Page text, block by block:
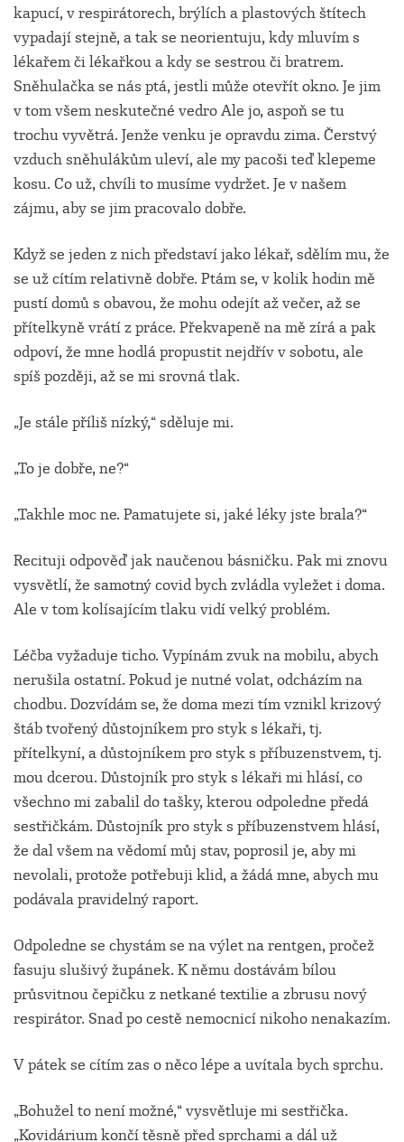
kapucí, v respirátorech, brýlích a plastových štítech
vypadají stejně, a tak se neorientuju, kdy mluvím s
lékařem či lékařkou a kdy se sestrou či bratrem.
Sněhulačka se nás ptá, jestli může otevřít okno. Je jim
v tom všem neskutečné vedro Ale jo, aspoň se tu
trochu vyvětrá. Jenže venku je opravdu zima. Čerstvý
vzduch sněhulákům uleví, ale my pacoši teď klepeme
kosu. Co už, chvíli to musíme vydržet. Je v našem
zájmu, aby se jim pracovalo dobře.
Když se jeden z nich představí jako lékař, sdělím mu, že
se už cítím relativně dobře. Ptám se, v kolik hodin mě
pustí domů s obavou, že mohu odejít až večer, až se
přítelkyně vrátí z práce. Překvapeně na mě zírá a pak
odpoví, že mne hodlá propustit nejdřív v sobotu, ale
spíš později, až se mi srovná tlak.
„Je stále příliš nízký,“ sděluje mi.
„To je dobře, ne?“
„Takhle moc ne. Pamatujete si, jaké léky jste brala?“
Recituji odpověď jak naučenou básničku. Pak mi znovu
vysvětlí, že samotný covid bych zvládla vyležet i doma.
Ale v tom kolísajícím tlaku vidí velký problém.
Léčba vyžaduje ticho. Vypínám zvuk na mobilu, abych
nerušila ostatní. Pokud je nutné volat, odcházím na
chodbu. Dozvídám se, že doma mezi tím vznikl krizový
štáb tvořený důstojníkem pro styk s lékaři, tj.
přítelkyní, a důstojníkem pro styk s příbuzenstvem, tj.
mou dcerou. Důstojník pro styk s lékaři mi hlásí, co
všechno mi zabalil do tašky, kterou odpoledne předá
sestřičkám. Důstojník pro styk s příbuzenstvem hlásí,
že dal všem na vědomí můj stav, poprosil je, aby mi
nevolali, protože potřebuji klid, a žádá mne, abych mu
podávala pravidelný raport.
Odpoledne se chystám se na výlet na rentgen, pročež
fasuju slušivý župánek. K němu dostávám bílou
průsvitnou čepičku z netkané textilie a zbrusu nový
respirátor. Snad po cestě nemocnicí nikoho nenakazím.
V pátek se cítím zas o něco lépe a uvítala bych sprchu.
„Bohužel to není možné,“ vysvětluje mi sestřička.
„Kovidárium končí těsně před sprchami a dál už